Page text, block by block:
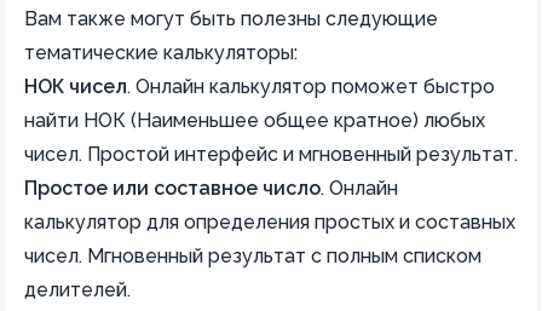
Вам также могут быть полезны следующие
тематические калькуляторы:
НОК чисел. Онлайн калькулятор поможет быстро
найти НОК (Наименьшее общее кратное) любых
чисел. Простой интерфейс и мгновенный результат.
Простое или составное число. Онлайн
калькулятор для определения простых и составных
чисел. Мгновенный результат с полным списком
делителей.